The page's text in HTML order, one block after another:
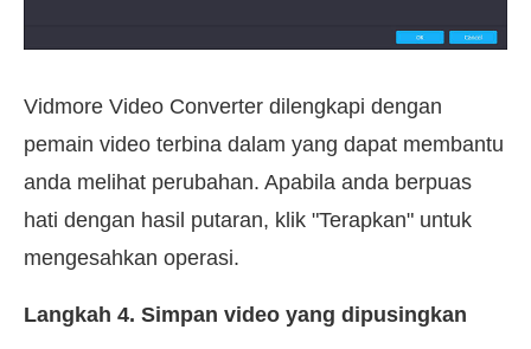
Vidmore Video Converter dilengkapi dengan
pemain video terbina dalam yang dapat membantu
anda melihat perubahan. Apabila anda berpuas
hati dengan hasil putaran, klik "Terapkan" untuk
mengesahkan operasi.
Langkah 4. Simpan video yang dipusingkan